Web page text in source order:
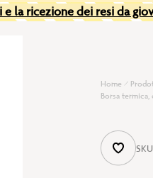
la ricezione dei resi da
Home
Borsa
SKU